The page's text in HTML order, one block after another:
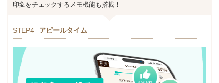
印象をチェックするメモ機能も搭載！
STEP4 アピールタイム